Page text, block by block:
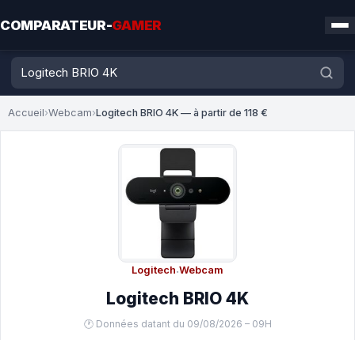
COMPARATEUR-GAMER
Accueil›Webcam›Logitech BRIO 4K — à partir de 118 €
Logitech·Webcam
Logitech BRIO 4K
🕐 Données datant du 09/08/2026 – 09H